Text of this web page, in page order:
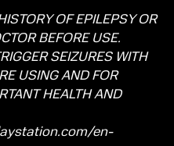
OF EPILEPSY OR
BEFORE USE.
SEIZURES WITH
USING AND FOR
HEALTH AND
en-